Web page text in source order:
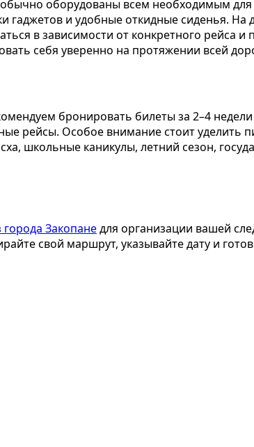
оборудованы всем необходимым
гаджетов и удобные откидные сиденья.
в зависимости от конкретного рейса
себя уверенно на протяжении всей
бронировать билеты за 2–4
рейсы. Особое внимание стоит уделить
школьные каникулы, летний сезон,
Закопанедля организации вашей
свой маршрут, указывайте дату и